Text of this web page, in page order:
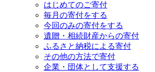
はじめてのご寄付
毎月の寄付をする
今回のみの寄付をする
遺贈・相続財産からの寄付
ふるさと納税による寄付
その他の方法で寄付
企業・団体として支援する